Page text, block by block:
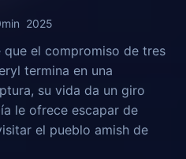
2025
que el compromiso de tres
termina en una
su vida da un giro
le ofrece escapar de
el pueblo amish de